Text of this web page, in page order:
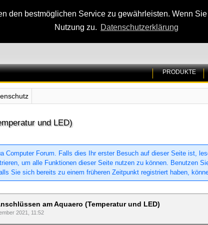
den bestmöglichen Service zu gewährleisten. Wenn
Nutzung zu. Datenschutzerklärung
PRODUKTE
und LED)
Computer Forum. Falls dies Ihr erster Besuch auf dieser Seite ist,
um alle Funktionen dieser Seite nutzen zu können. Benutzen
Sie sich bereits zu einem früheren Zeitpunkt registriert haben,
am Aquaero (Temperatur und LED)
2021, 11:52